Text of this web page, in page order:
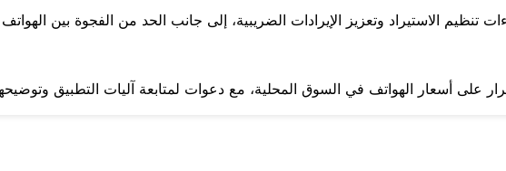
تنظيم الاستيراد وتعزيز الإيرادات الضريبية، إلى جانب الحد من الفجوة بين
على أسعار الهواتف في السوق المحلية، مع دعوات لمتابعة آليات التطبيق